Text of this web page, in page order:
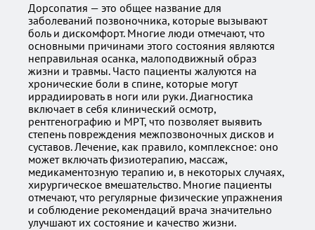
Дорсопатия — это общее название для
заболеваний позвоночника, которые вызывают
боль и дискомфорт. Многие люди отмечают, что
основными причинами этого состояния являются
неправильная осанка, малоподвижный образ
жизни и травмы. Часто пациенты жалуются на
хронические боли в спине, которые могут
иррадиировать в ноги или руки. Диагностика
включает в себя клинический осмотр,
рентгенографию и МРТ, что позволяет выявить
степень повреждения межпозвоночных дисков и
суставов. Лечение, как правило, комплексное: оно
может включать физиотерапию, массаж,
медикаментозную терапию и, в некоторых случаях,
хирургическое вмешательство. Многие пациенты
отмечают, что регулярные физические упражнения
и соблюдение рекомендаций врача значительно
улучшают их состояние и качество жизни.